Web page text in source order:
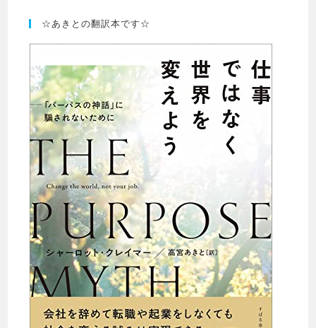
☆あきとの翻訳本です☆